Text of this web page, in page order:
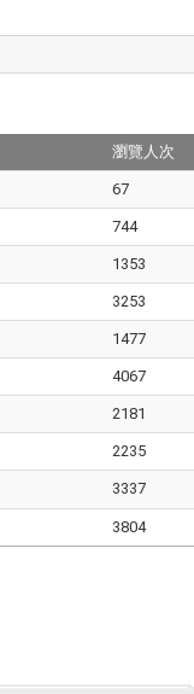
瀏覽人次
67
744
1353
3253
1477
4067
2181
2235
3337
3804